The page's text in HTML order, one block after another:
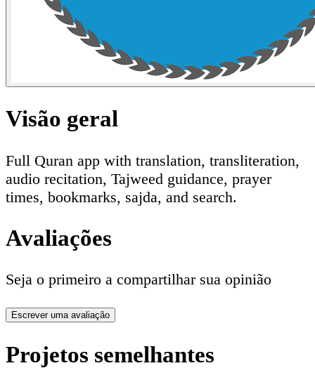
Visão geral
Full Quran app with translation, transliteration,
audio recitation, Tajweed guidance, prayer
times, bookmarks, sajda, and search.
Avaliações
Seja o primeiro a compartilhar sua opinião
Escrever uma avaliação
Projetos semelhantes